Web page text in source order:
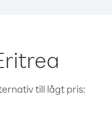
till lågt pris: